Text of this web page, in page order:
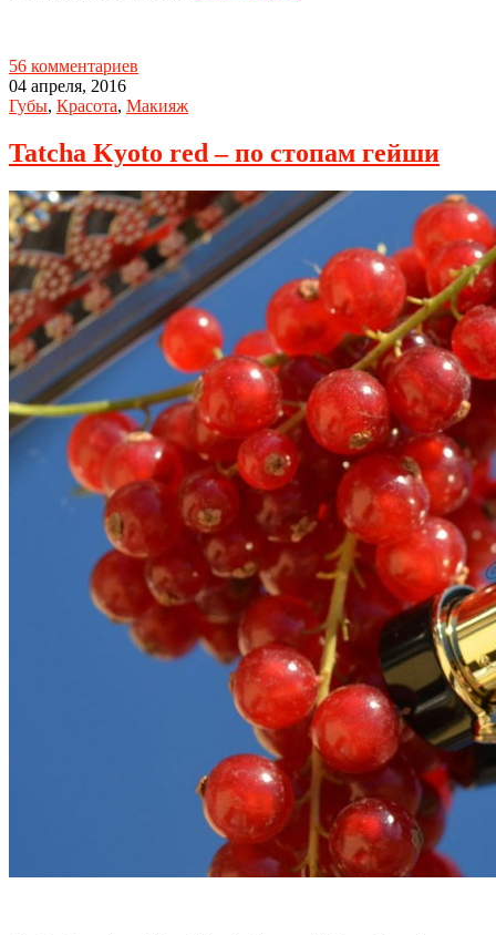
56 комментариев
04 апреля, 2016
Губы, Красота, Макияж
Tatcha Kyoto red – по стопам гейши